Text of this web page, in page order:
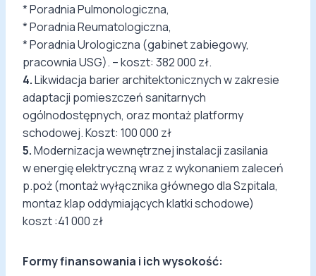
* Poradnia Pulmonologiczna,
* Poradnia Reumatologiczna,
* Poradnia Urologiczna (gabinet zabiegowy,
pracownia USG). – koszt: 382 000 zł.
4.Likwidacja barier architektonicznych w zakresie
adaptacji pomieszczeń sanitarnych
ogólnodostępnych, oraz montaż platformy
schodowej. Koszt: 100 000 zł
5.Modernizacja wewnętrznej instalacji zasilania
w energię elektryczną wraz z wykonaniem zaleceń
p.poż (montaż wyłącznika głównego dla Szpitala,
montaz klap oddymiających klatki schodowe)
koszt :41 000 zł
Formy finansowania i ich wysokość: